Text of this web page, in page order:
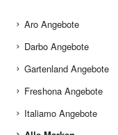
Aro Angebote
Darbo Angebote
Gartenland Angebote
Freshona Angebote
Italiamo Angebote